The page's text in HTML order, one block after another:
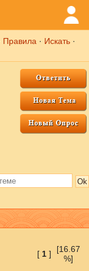
Правила · Искать ·
[ 1]
[16.67
%]